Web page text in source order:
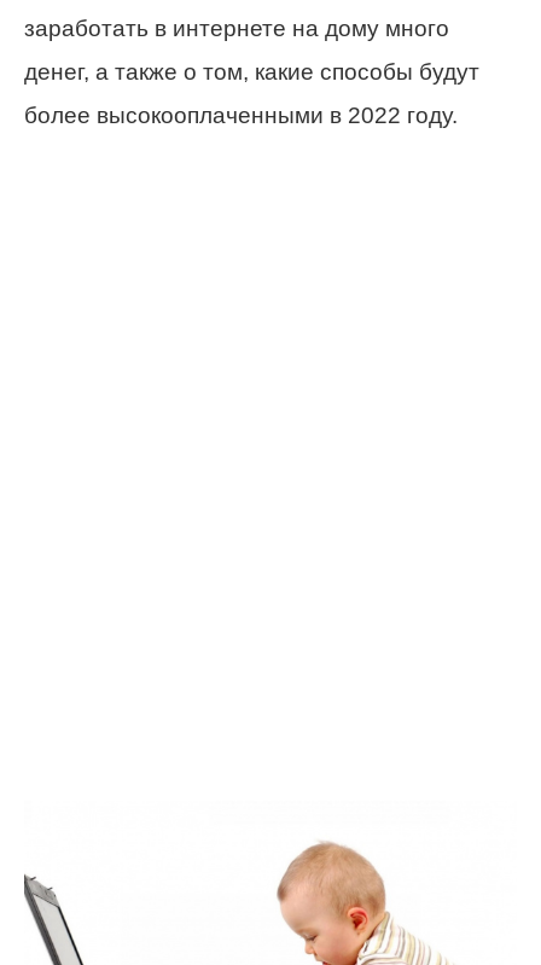
заработать в интернете на дому много
денег, а также о том, какие способы будут
более высокооплаченными в 2022 году.